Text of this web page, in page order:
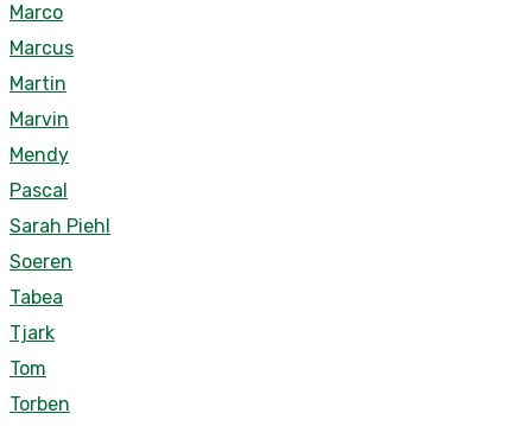
Marco
Marcus
Martin
Marvin
Mendy
Pascal
Sarah Piehl
Soeren
Tabea
Tjark
Tom
Torben